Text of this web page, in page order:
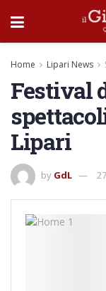
Home Lipari News
Festival
Lipari
by GdL